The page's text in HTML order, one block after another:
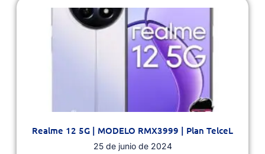
Realme 12 5G | MODELO RMX3999 | Plan TelceL
25 de junio de 2024